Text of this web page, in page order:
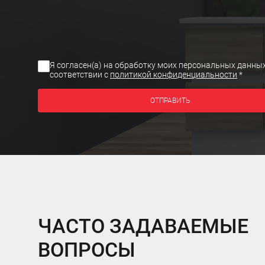
Я согласен(а) на обработку моих персональных
соответствии с политикой конфиденциальности *
ОТПРАВИТЬ
ЧАСТО ЗАДАВАЕМЫЕ
ВОПРОСЫ